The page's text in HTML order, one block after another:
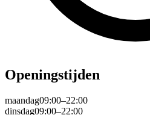
Openingstijden
maandag09:00–22:00
dinsdag09:00–22:00